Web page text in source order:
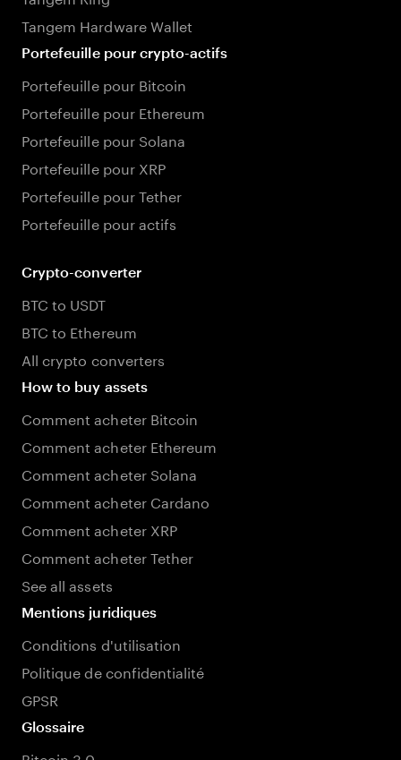
Tangem Hardware Wallet
Portefeuille pour crypto-actifs
Portefeuille pour Bitcoin
Portefeuille pour Ethereum
Portefeuille pour Solana
Portefeuille pour XRP
Portefeuille pour Tether
Portefeuille pour actifs
Crypto-converter
BTC to USDT
BTC to Ethereum
All crypto converters
How to buy assets
Comment acheter Bitcoin
Comment acheter Ethereum
Comment acheter Solana
Comment acheter Cardano
Comment acheter XRP
Comment acheter Tether
See all assets
Mentions juridiques
Conditions d'utilisation
Politique de confidentialité
GPSR
Glossaire